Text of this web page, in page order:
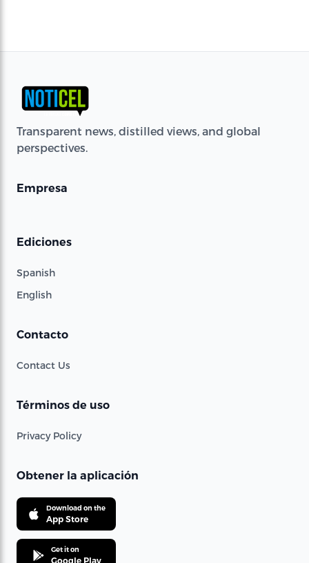
Transparent news, distilled views, and global
perspectives.
Empresa
Ediciones
Spanish
English
Contacto
Contact Us
Términos de uso
Privacy Policy
Obtener la aplicación
Download on the
App Store
Get it on
Google Play